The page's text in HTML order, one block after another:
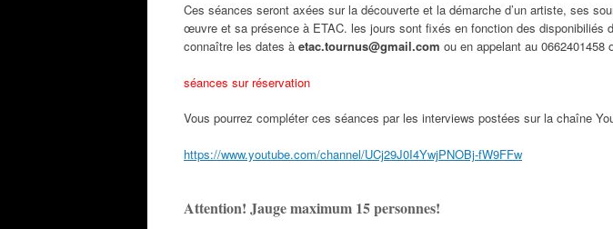
Ces séances seront axées sur la découverte et la démarche d’un artiste, ses
œuvre et sa présence à ETAC. les jours sont fixés en fonction des disponibiliés
connaître les dates à etac.tournus@gmail.com ou en appelant au 0662401458
séances sur réservation
Vous pourrez compléter ces séances par les interviews postées sur la chaîne
https://www.youtube.com/channel/UCj29J0I4YwjPNOBj-fW9FFw
Attention! Jauge maximum 15 personnes!